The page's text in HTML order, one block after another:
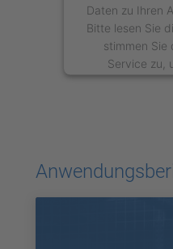
Daten zu Ihren
Bitte lesen Sie
stimmen Sie
Service zu,
powered by